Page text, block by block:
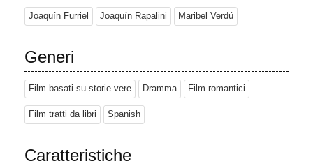
Joaquín Furriel Joaquín Rapalini Maribel Verdú
Generi
Film basati su storie vere Dramma Film romantici
Film tratti da libri Spanish
Caratteristiche